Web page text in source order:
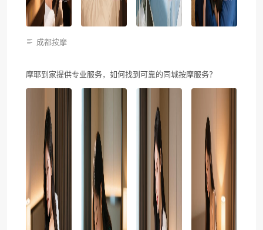
成都按摩
摩耶到家提供专业服务，如何找到可靠的同城按摩服务？